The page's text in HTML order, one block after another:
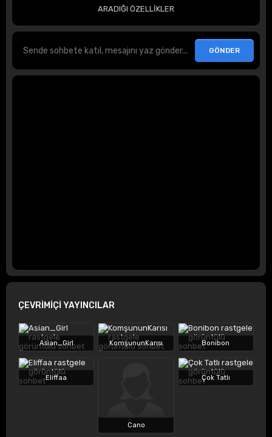
ARADIĞI ÖZELLİKLER
ÇEVRİMİÇİ YAYINCILAR
Asian_Girl KomşununKarısı Bonibon
Eliffaa
Cano
Çok Tatlı